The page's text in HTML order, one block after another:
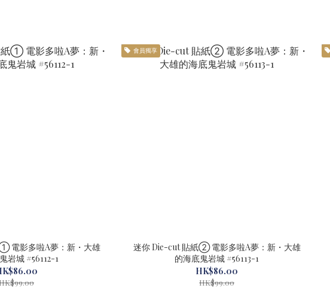
電影多啦A夢：新・大雄
的海底鬼岩城 #56112-1
會員獨享
迷你 Die-cut 貼紙② 電影多啦A夢：新・大雄
的海底鬼岩城 #56113-1
HK$86.00
HK$99.00